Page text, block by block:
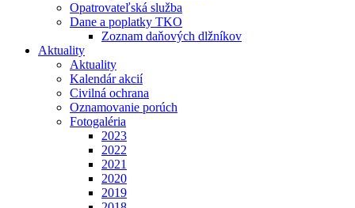
Opatrovateľská služba
Dane a poplatky TKO
Zoznam daňových dlžníkov
Aktuality
Aktuality
Kalendár akcií
Civilná ochrana
Oznamovanie porúch
Fotogaléria
2023
2022
2021
2020
2019